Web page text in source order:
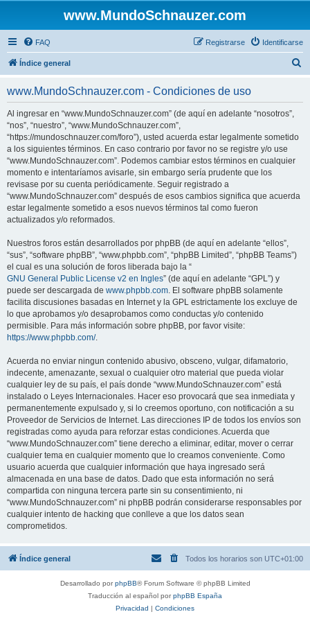
www.MundoSchnauzer.com
FAQ Identificarse
Registrarse
Índice general
www.MundoSchnauzer.com - Condiciones de uso
Al ingresar en “www.MundoSchnauzer.com” (de aquí en adelante “nosotros”,
“nos”, “nuestro”, “www.MundoSchnauzer.com”,
“https://mundoschnauzer.com/foro”), usted acuerda estar legalmente sometido
a los siguientes términos. En caso contrario por favor no se registre y/o use
“www.MundoSchnauzer.com”. Podemos cambiar estos términos en cualquier
momento e intentaríamos avisarle, sin embargo sería prudente que los
revisase por su cuenta periódicamente. Seguir registrado a
“www.MundoSchnauzer.com” después de esos cambios significa que acuerda
estar legalmente sometido a esos nuevos términos tal como fueron
actualizados y/o reformados.
Nuestros foros están desarrollados por phpBB (de aquí en adelante “ellos”,
“sus”, “software phpBB”, “www.phpbb.com”, “phpBB Limited”, “phpBB Teams”)
el cual es una solución de foros liberada bajo la “
GNU General Public License v2 en Ingles” (de aquí en adelante “GPL”) y
puede ser descargada de www.phpbb.com. El software phpBB solamente
facilita discusiones basadas en Internet y la GPL estrictamente los excluye de
lo que aprobamos y/o desaprobamos como conductas y/o contenido
permisible. Para más información sobre phpBB, por favor visite:
https://www.phpbb.com/.
Acuerda no enviar ningun contenido abusivo, obsceno, vulgar, difamatorio,
indecente, amenazante, sexual o cualquier otro material que pueda violar
cualquier ley de su país, el país donde “www.MundoSchnauzer.com” está
instalado o Leyes Internacionales. Hacer eso provocará que sea inmediata y
permanentemente expulsado y, si lo creemos oportuno, con notificación a su
Proveedor de Servicios de Internet. Las direcciones IP de todos los envíos son
registradas como ayuda para reforzar estas condiciones. Acuerda que
“www.MundoSchnauzer.com” tiene derecho a eliminar, editar, mover o cerrar
cualquier tema en cualquier momento que lo creamos conveniente. Como
usuario acuerda que cualquier información que haya ingresado será
almacenada en una base de datos. Dado que esta información no será
compartida con ninguna tercera parte sin su consentimiento, ni
“www.MundoSchnauzer.com” ni phpBB podrán considerarse responsables por
cualquier intento de hacking que conlleve a que los datos sean
comprometidos.
Índice general Todos los horarios son UTC+01:00
Desarrollado porphpBB® Forum Software © phpBB Limited
Traducción al español porphpBB España
Privacidad | Condiciones